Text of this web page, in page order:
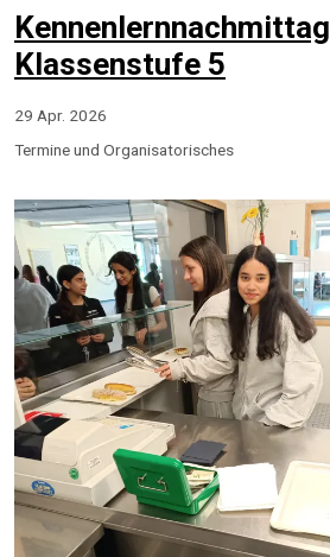
Kennenlernnachmittag
Klassenstufe 5
29 Apr. 2026
Termine und Organisatorisches